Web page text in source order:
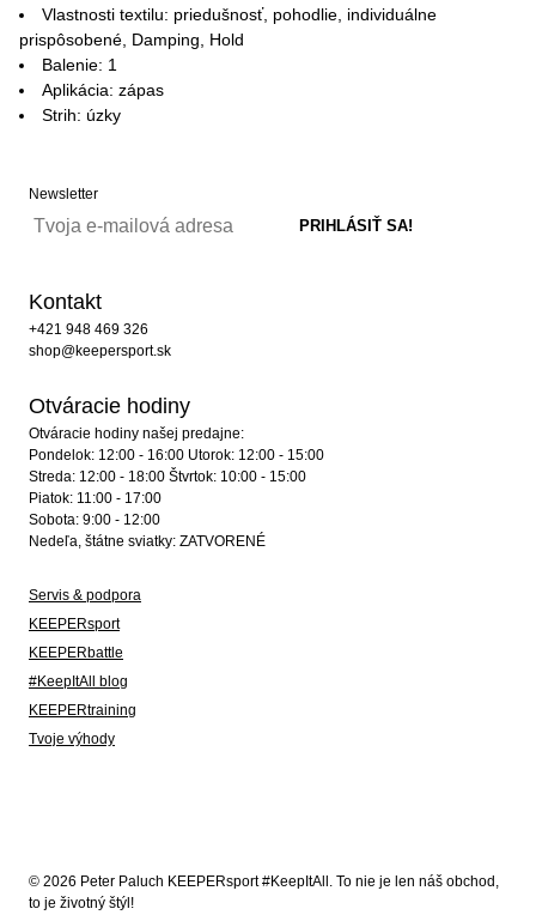
Vlastnosti textilu: priedušnosť, pohodlie, individuálne
prispôsobené, Damping, Hold
Balenie: 1
Aplikácia: zápas
Strih: úzky
Newsletter
Kontakt
+421 948 469 326
shop@keepersport.sk
Otváracie hodiny
Otváracie hodiny našej predajne:
Pondelok: 12:00 - 16:00 Utorok: 12:00 - 15:00
Streda: 12:00 - 18:00 Štvrtok: 10:00 - 15:00
Piatok: 11:00 - 17:00
Sobota: 9:00 - 12:00
Nedeľa, štátne sviatky: ZATVORENÉ
Servis & podpora
KEEPERsport
KEEPERbattle
#KeepItAll blog
KEEPERtraining
Tvoje výhody
© 2026 Peter Paluch KEEPERsport #KeepItAll. To nie je len náš obchod,
to je životný štýl!